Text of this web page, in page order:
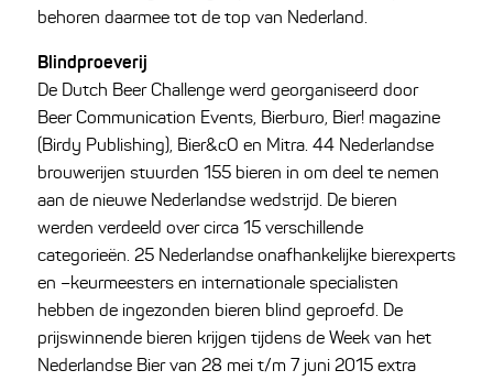
behoren daarmee tot de top van Nederland.
Blindproeverij
De Dutch Beer Challenge werd georganiseerd door
Beer Communication Events, Bierburo, Bier! magazine
(Birdy Publishing), Bier&cO en Mitra. 44 Nederlandse
brouwerijen stuurden 155 bieren in om deel te nemen
aan de nieuwe Nederlandse wedstrijd. De bieren
werden verdeeld over circa 15 verschillende
categorieën. 25 Nederlandse onafhankelijke bierexperts
en –keurmeesters en internationale specialisten
hebben de ingezonden bieren blind geproefd. De
prijswinnende bieren krijgen tijdens de Week van het
Nederlandse Bier van 28 mei t/m 7 juni 2015 extra